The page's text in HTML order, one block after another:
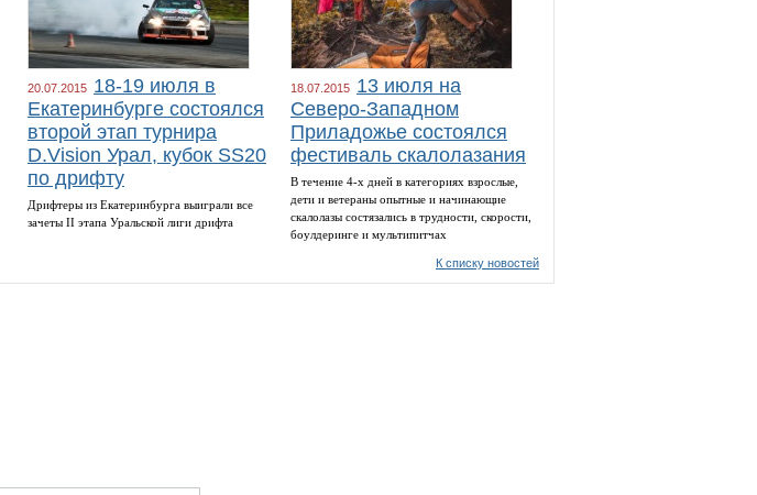
20.07.2015 18-19 июля в
Екатеринбурге состоялся
второй этап турнира
D.Vision Урал, кубок SS20
по дрифту
Дрифтеры из Екатеринбурга выиграли все
зачеты II этапа Уральской лиги дрифта
18.07.2015 13 июля на
Северо-Западном
Приладожье состоялся
фестиваль скалолазания
В течение 4-х дней в категориях взрослые,
дети и ветераны опытные и начинающие
скалолазы состязались в трудности, скорости,
боулдеринге и мультипитчах
К списку новостей